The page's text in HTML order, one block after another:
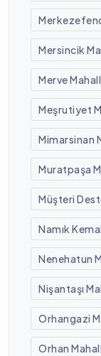
Mersincik
Merve
Meşrutiyet
Mimarsinan
Muratpaşa
Müşteri
Namık
Nenehatun
Nişantaşı
Orhangazi
Orhan